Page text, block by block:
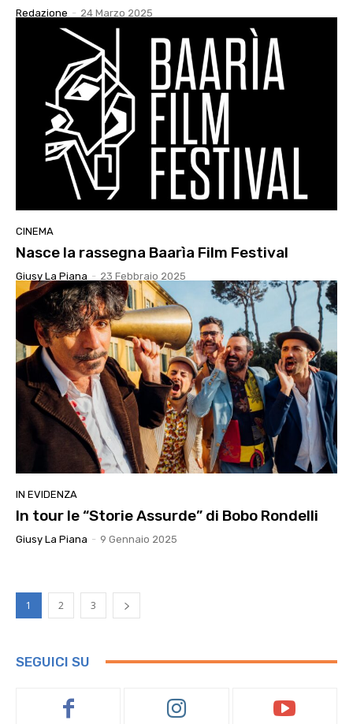
Redazione - 24 Marzo 2025
CINEMA
Nasce la rassegna Baarìa Film Festival
Giusy La Piana - 23 Febbraio 2025
IN EVIDENZA
In tour le “Storie Assurde” di Bobo Rondelli
Giusy La Piana - 9 Gennaio 2025
1 2 3
SEGUICI SU